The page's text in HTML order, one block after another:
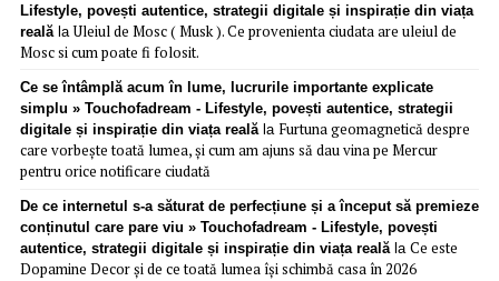
Lifestyle, povești autentice, strategii digitale și inspirație din viața
realălaUleiul de Mosc ( Musk ). Ce provenienta ciudata are uleiul de
Mosc si cum poate fi folosit.
Ce se întâmplă acum în lume, lucrurile importante explicate
simplu » Touchofadream - Lifestyle, povești autentice, strategii
digitale și inspirație din viața realăla Furtuna geomagnetică despre
care vorbește toată lumea, și cum am ajuns să dau vina pe Mercur
pentru orice notificare ciudată
De ce internetul s-a săturat de perfecțiune și a început să premieze
conținutul care pare viu » Touchofadream - Lifestyle, povești
autentice, strategii digitale și inspirație din viața realăla Ce este
Dopamine Decor și de ce toată lumea își schimbă casa în 2026